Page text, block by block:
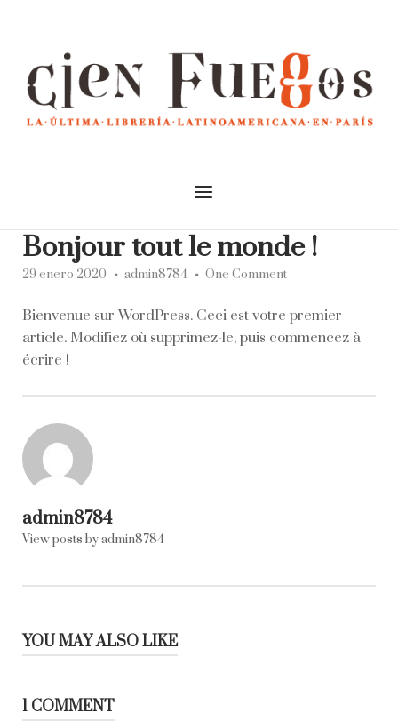
Menu
Bonjour tout le monde !
29 enero 2020 admin8784 One Comment
Bienvenue sur WordPress. Ceci est votre premier
article. Modifiez où supprimez-le, puis commencez à
écrire !
admin8784
View posts by admin8784
YOU MAY ALSO LIKE
1 COMMENT